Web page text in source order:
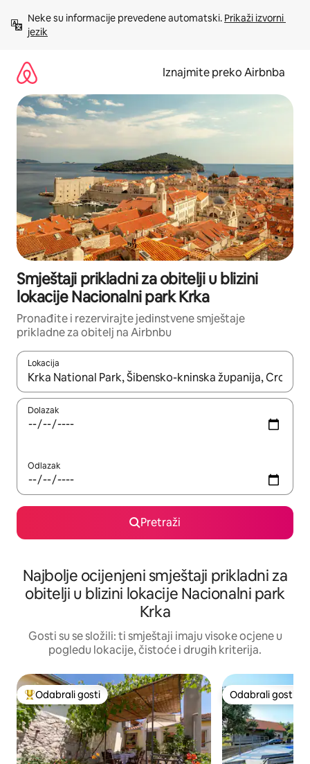
sadržaj
Neke su informacije prevedene automatski. Prikaži izvorni
jezik
Iznajmite preko Airbnba
Smještaji prikladni za obitelji u blizini
lokacije Nacionalni park Krka
Pronađite i rezervirajte jedinstvene smještaje
prikladne za obitelj na Airbnbu
Lokacija
Kada budu dostupni rezultati, moći ćete ih pregledati
Dolazak
Odlazak
Pretraži
Najbolje ocijenjeni smještaji prikladni za
obitelji u blizini lokacije Nacionalni park
Krka
Gosti su se složili: ti smještaji imaju visoke ocjene u
pogledu lokacije, čistoće i drugih kriterija.
Među najviše rangiranima s oznakom „Odabrali gosti”
Odabrali gosti Odabrali gosti
Odabrali gosti